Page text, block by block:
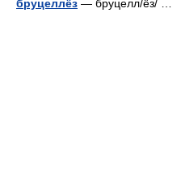
бруцеллёз — бруцелл/ёз/ …